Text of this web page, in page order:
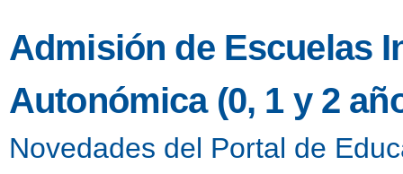
Admisión de Escuelas
Autonómica (0, 1 y 2
Novedades del Portal de